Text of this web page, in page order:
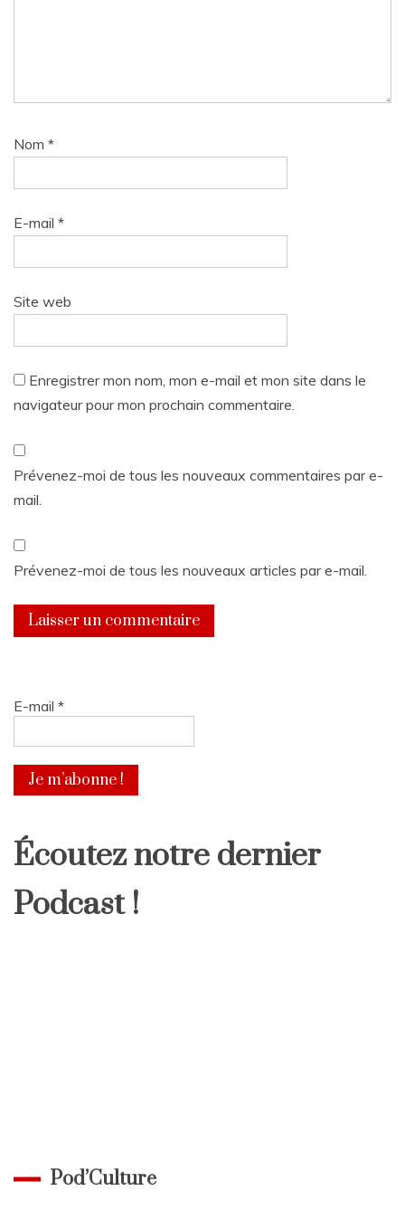
Nom *
E-mail *
Site web
Enregistrer mon nom, mon e-mail et mon site dans le
navigateur pour mon prochain commentaire.
Prévenez-moi de tous les nouveaux commentaires par e-
mail.
Prévenez-moi de tous les nouveaux articles par e-mail.
E-mail *
Écoutez notre dernier
Podcast !
Pod’Culture